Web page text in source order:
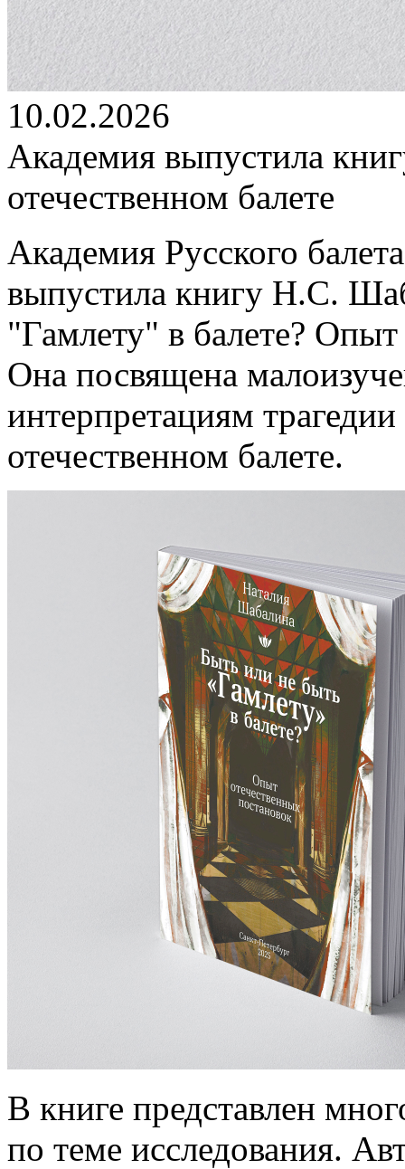
10.02.2026
Академия выпустила
отечественном балете
Академия Русского
выпустила книгу Н.С.
"Гамлету" в балете?
Она посвящена
интерпретациям
отечественном балете.
В книге представлен
по теме исследования.